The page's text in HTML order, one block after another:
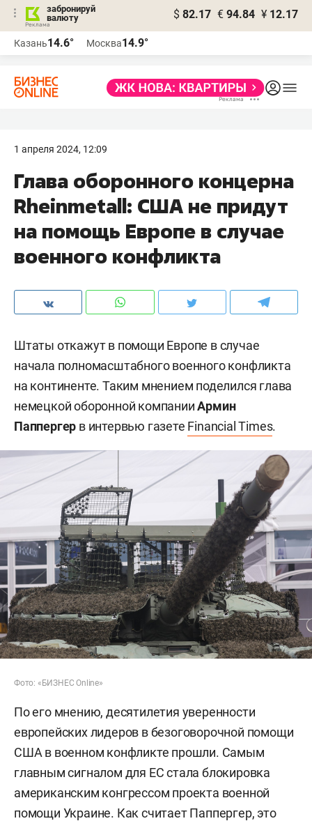
забронируй
валюту
$ 82.17 € 94.84 ¥ 12.17
Казань14.6° Москва14.9°
1 апреля 2024, 12:09
Глава оборонного концерна
Rheinmetall: США не придут
на помощь Европе в случае
военного конфликта
Штаты откажут в помощи Европе в случае
начала полномасштабного военного конфликта
на континенте. Таким мнением поделился глава
немецкой оборонной компанииАрмин
Паппергер в интервью газете Financial Times.
Фото: «БИЗНЕС Online»
По его мнению, десятилетия уверенности
европейских лидеров в безоговорочной помощи
США в военном конфликте прошли. Самым
главным сигналом для ЕС стала блокировка
американским конгрессом проекта военной
помощи Украине. Как считает Паппергер, это